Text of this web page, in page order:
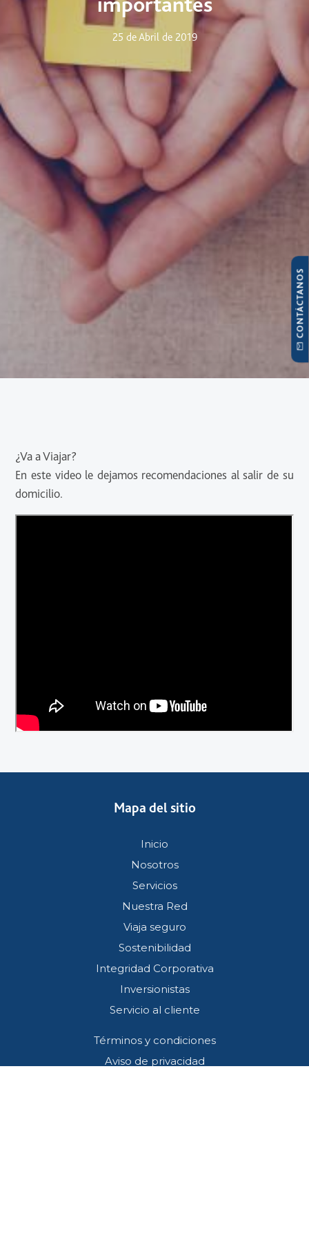
25 de Abril de 2019
¿Va a Viajar?
En este video le dejamos recomendaciones al salir de su
domicilio.
CONTÁCTANOS
Mapa del sitio
Inicio
Nosotros
Servicios
Nuestra Red
Viaja seguro
Sostenibilidad
Integridad Corporativa
Inversionistas
Servicio al cliente
Términos y condiciones
Aviso de privacidad